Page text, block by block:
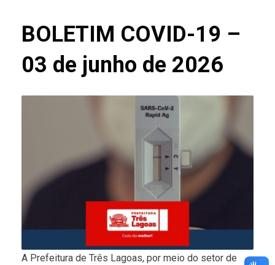
BOLETIM COVID-19 –
03 de junho de 2026
A Prefeitura de Três Lagoas, por meio do setor de